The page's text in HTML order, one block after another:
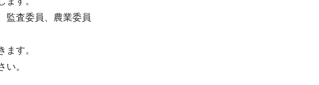
監査委員、農業委員
す。
。